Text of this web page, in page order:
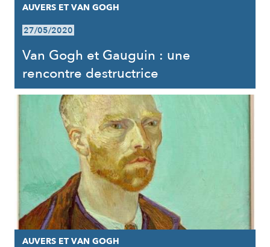
AUVERS ET VAN GOGH
27/05/2020
Van Gogh et Gauguin : une
rencontre destructrice
AUVERS ET VAN GOGH